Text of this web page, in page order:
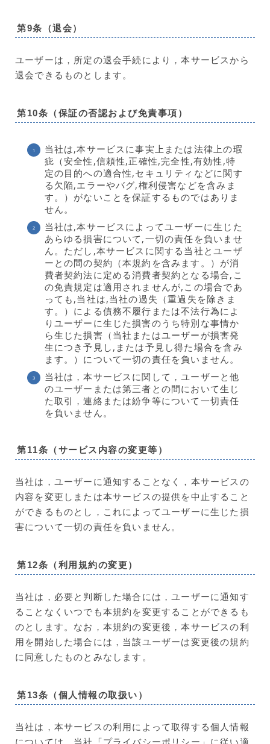
第9条（退会）
ユーザーは，所定の退会手続により，本サービスから
退会できるものとします。
第10条（保証の否認および免責事項）
当社は,本サービスに事実上または法律上の瑕
疵（安全性,信頼性,正確性,完全性,有効性,特
定の目的への適合性,セキュリティなどに関す
る欠陥,エラーやバグ,権利侵害などを含みま
す。）がないことを保証するものではありま
せん。
当社は,本サービスによってユーザーに生じた
あらゆる損害について,一切の責任を負いませ
ん。ただし,本サービスに関する当社とユーザ
ーとの間の契約（本規約を含みます。）が消
費者契約法に定める消費者契約となる場合,こ
の免責規定は適用されませんが,この場合であ
っても,当社は,当社の過失（重過失を除きま
す。）による債務不履行または不法行為によ
りユーザーに生じた損害のうち特別な事情か
ら生じた損害（当社またはユーザーが損害発
生につき予見し,または予見し得た場合を含み
ます。）について一切の責任を負いません。
当社は，本サービスに関して，ユーザーと他
のユーザーまたは第三者との間において生じ
た取引，連絡または紛争等について一切責任
を負いません。
第11条（サービス内容の変更等）
当社は，ユーザーに通知することなく，本サービスの
内容を変更しまたは本サービスの提供を中止すること
ができるものとし，これによってユーザーに生じた損
害について一切の責任を負いません。
第12条（利用規約の変更）
当社は，必要と判断した場合には，ユーザーに通知す
ることなくいつでも本規約を変更することができるも
のとします。なお，本規約の変更後，本サービスの利
用を開始した場合には，当該ユーザーは変更後の規約
に同意したものとみなします。
第13条（個人情報の取扱い）
当社は，本サービスの利用によって取得する個人情報